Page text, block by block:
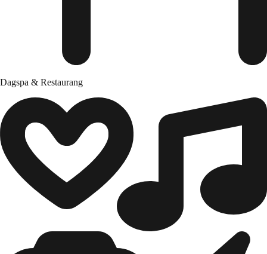
Dagspa & Restaurang